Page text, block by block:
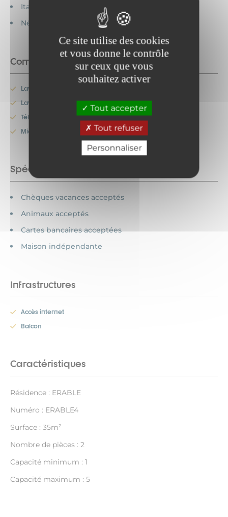
Ce site utilise des cookies
et vous donne le contrôle
sur ceux que vous
souhaitez activer
Tout accepter
Tout refuser
Personnaliser
Italien parlé
Néerlandais parlé
Commodités
Lave-linge
Lave-vaisselle
Télévision
Micro-onde
Spécificités
Chèques vacances acceptés
Animaux acceptés
Cartes bancaires acceptées
Maison indépendante
Infrastructures
Accès internet
Balcon
Caractéristiques
Résidence : ERABLE
Numéro : ERABLE4
Surface : 35m²
Nombre de pièces : 2
Capacité minimum : 1
Capacité maximum : 5